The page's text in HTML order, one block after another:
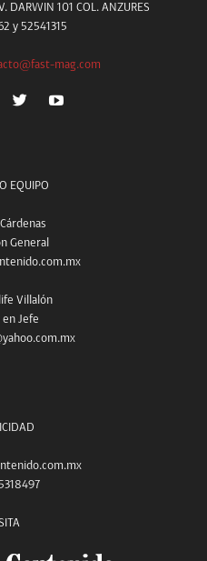
DARWIN 101 COL. ANZURES
y 52541315
mag.com
EQUIPO
General
Villalón
en Jefe